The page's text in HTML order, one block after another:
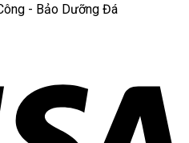
- Bảo Dưỡng Đá